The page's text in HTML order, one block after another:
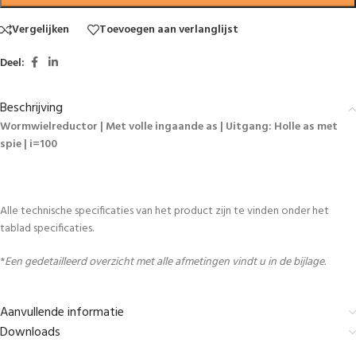
Vergelijken
Toevoegen aan verlanglijst
Deel:
Beschrijving
Wormwielreductor | Met volle ingaande as | Uitgang: Holle as met
spie | i=100
Alle technische specificaties van het product zijn te vinden onder het
tablad specificaties.
*Een gedetailleerd overzicht met alle afmetingen vindt u in de bijlage.
Aanvullende informatie
Downloads